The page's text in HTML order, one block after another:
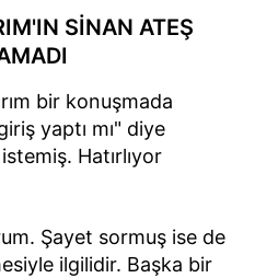
SİNAN ATEŞ
bir konuşmada
yaptı mı" diye
Hatırlıyor
Şayet sormuş ise de
ilgilidir. Başka bir